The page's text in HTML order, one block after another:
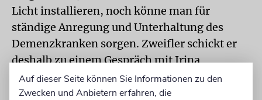
Licht installieren, noch könne man für
ständige Anregung und Unterhaltung des
Demenzkranken sorgen. Zweifler schickt er
deshalb zu einem Gespräch mit Irina
Moldaver. Die Schwiegermutter der Kölnerin
lebte drei Jahre in «Nascha kwartira»: «Diese
Auf dieser Seite können Sie Informationen zu den
Zwecken und Anbietern erfahren, die